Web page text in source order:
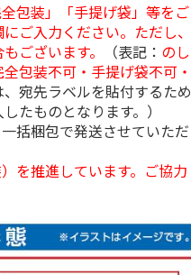
包装」「手提げ袋」等をご
ご入力ください。ただし、
ございます。
（表記： のし
包装不可・手提げ袋不可・
宛先ラベルを貼付するため
たものとなります。）
括梱包で発送させていただ
を推進しています。ご協力